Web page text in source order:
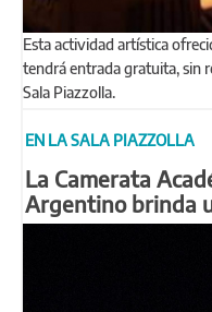
Esta actividad artística
tendrá entrada gratuita, sin
Sala Piazzolla.
EN LA SALA PIAZZOLLA
La Camerata
Argentino brinda